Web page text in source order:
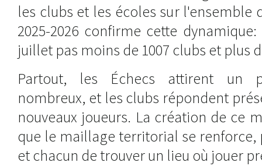
les clubs et les écoles sur l'ensemble
2025-2026 confirme cette
juillet pas moins de 1007 clubs et plus
Partout, les Échecs attirent un
nombreux, et les clubs répondent
nouveaux joueurs. La création de ce
que le maillage territorial se renforce,
et chacun de trouver un lieu où jouer